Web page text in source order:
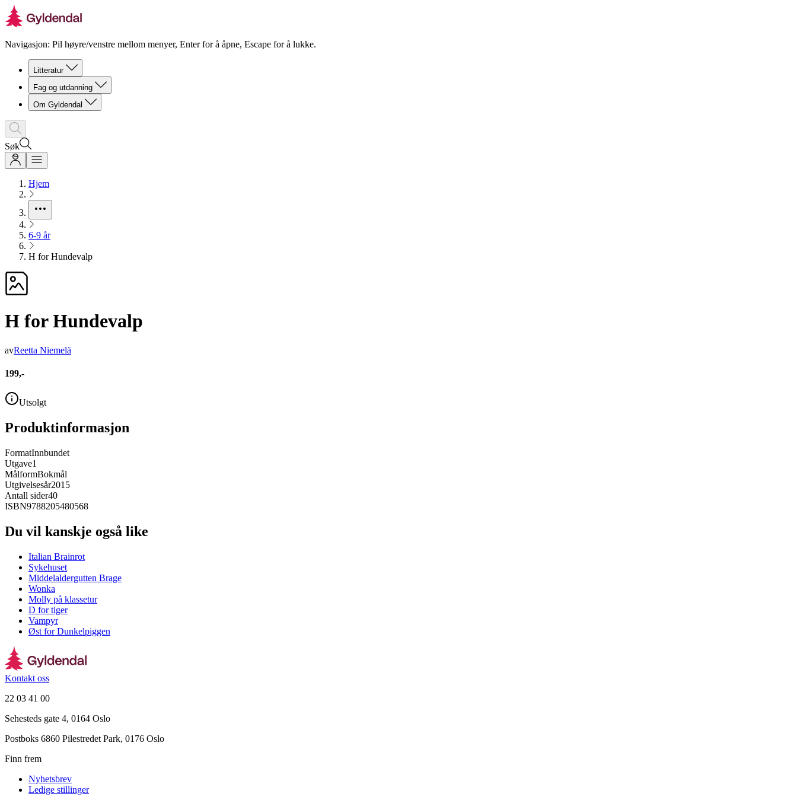
Navigasjon: Pil høyre/venstre mellom menyer, Enter for å åpne, Escape for å lukke.
Litteratur
Fag og utdanning
Om Gyldendal
Søk
Hjem
6-9 år
H for Hundevalp
H for Hundevalp
avReetta Niemelä
199,-
Utsolgt
Produktinformasjon
FormatInnbundet
Utgave1
MålformBokmål
Utgivelsesår2015
Antall sider40
ISBN9788205480568
Du vil kanskje også like
Italian Brainrot
Sykehuset
Middelaldergutten Brage
Wonka
Molly på klassetur
D for tiger
Vampyr
Øst for Dunkelpiggen
Kontakt oss
22 03 41 00
Sehesteds gate 4, 0164 Oslo
Postboks 6860 Pilestredet Park, 0176 Oslo
Finn frem
Nyhetsbrev
Ledige stillinger